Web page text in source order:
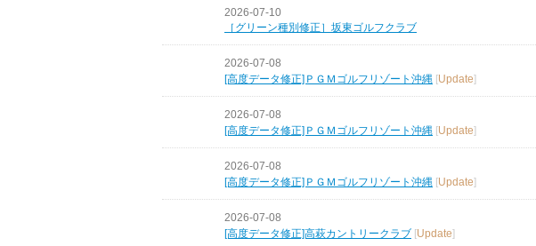
2026-07-10
［グリーン種別修正］坂東ゴルフクラブ
2026-07-08
[高度データ修正]ＰＧＭゴルフリゾート沖縄 [Update]
2026-07-08
[高度データ修正]ＰＧＭゴルフリゾート沖縄 [Update]
2026-07-08
[高度データ修正]ＰＧＭゴルフリゾート沖縄 [Update]
2026-07-08
[高度データ修正]高萩カントリークラブ [Update]